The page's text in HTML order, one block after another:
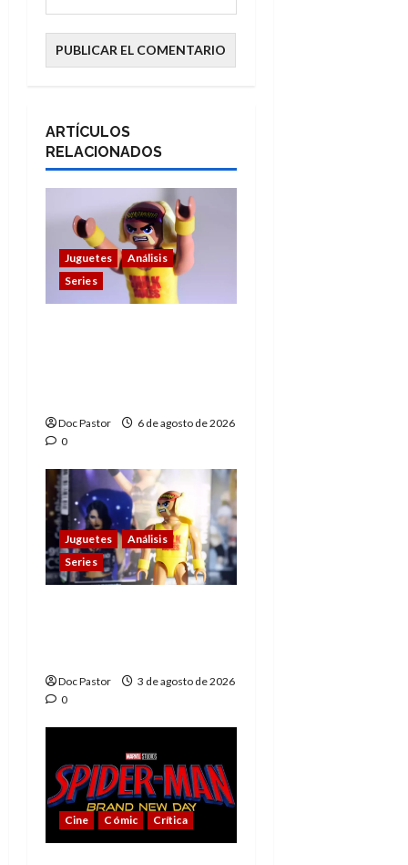
ARTÍCULOS
RELACIONADOS
Juguetes
Análisis
Series
Doc Pastor
6 de agosto de 2026
0
Juguetes
Análisis
Series
Doc Pastor
3 de agosto de 2026
0
Cine Cómic Crítica